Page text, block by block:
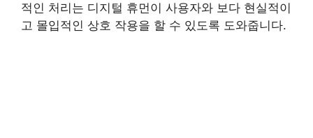
적인 처리는 디지털 휴먼이 사용자와 보다 현실적이
고 몰입적인 상호 작용을 할 수 있도록 도와줍니다.